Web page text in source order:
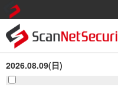
2026.08.09(日)